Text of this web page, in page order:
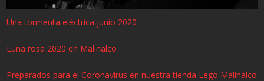
Una tormenta eléctrica junio 2020
Luna rosa 2020 en Malinalco
Preparados para el Coronavirus en nuestra tienda Lego Malinalco